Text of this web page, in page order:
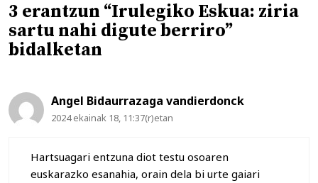
3 erantzun “Irulegiko Eskua: ziria
sartu nahi digute berriro”
bidalketan
Angel Bidaurrazaga vandierdonck
2024 ekainak 18, 11:37(r)etan
Hartsuagari entzuna diot testu osoaren
euskarazko esanahia, orain dela bi urte gaiari